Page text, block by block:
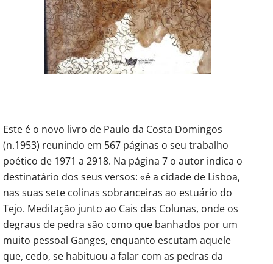
Este é o novo livro de Paulo da Costa Domingos
(n.1953) reunindo em 567 páginas o seu trabalho
poético de 1971 a 2918. Na página 7 o autor indica o
destinatário dos seus versos: «é a cidade de Lisboa,
nas suas sete colinas sobranceiras ao estuário do
Tejo. Meditação junto ao Cais das Colunas, onde os
degraus de pedra são como que banhados por um
muito pessoal Ganges, enquanto escutam aquele
que, cedo, se habituou a falar com as pedras da